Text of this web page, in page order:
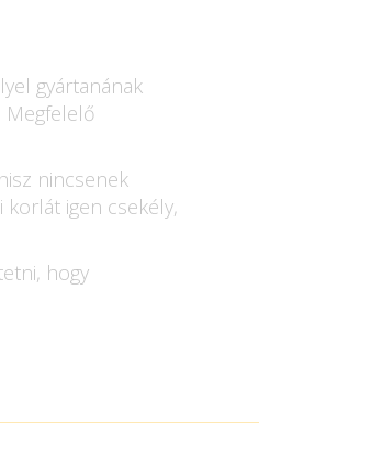
gyártanának
Megfelelő
nincsenek
igen csekély,
hogy